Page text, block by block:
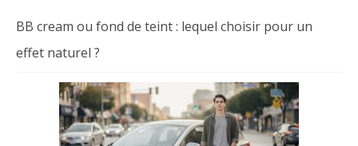
BB cream ou fond de teint : lequel choisir pour un
effet naturel ?